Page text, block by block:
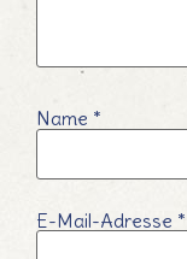
Name *
E-Mail-Adresse *